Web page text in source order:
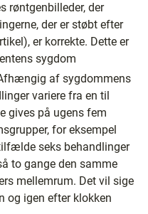
røntgenbilleder, der
der er støbt efter
er korrekte. Dette er
sygdom
af sygdommens
variere fra en til
gives på ugens fem
for eksempel
seks behandlinger
to gange den samme
mellemrum. Det vil sige
og igen efter klokken